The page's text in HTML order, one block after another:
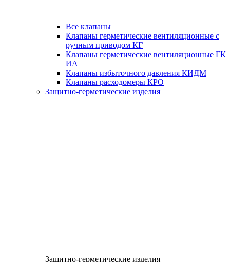
Все клапаны
Клапаны герметические вентиляционные с
ручным приводом КГ
Клапаны герметические вентиляционные ГК
ИА
Клапаны избыточного давления КИДМ
Клапаны расходомеры КРО
Защитно-герметические изделия
Защитно-герметические изделия